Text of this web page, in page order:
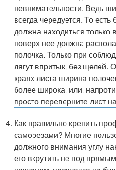
невнимательности. Ведь
всегда чередуется. То
должна находиться только
поверх нее должна
полочка. Только при
лягут впритык, без щелей.
краях листа ширина
более широка, или,
просто переверните лист
Как правильно крепить
саморезами? Многие
должного внимания углу
его вкрутить не под